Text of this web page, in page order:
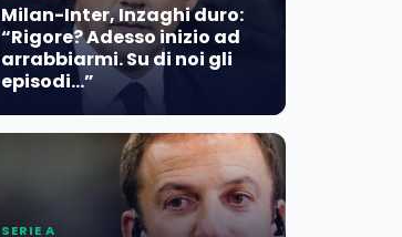
Milan-Inter, Inzaghi duro:
“Rigore? Adesso inizio ad
arrabbiarmi. Su di noi gli
episodi…”
SERIE A